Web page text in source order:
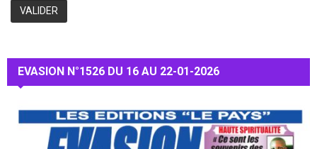
EVASION N°1526 DU 16 AU 22-01-2026